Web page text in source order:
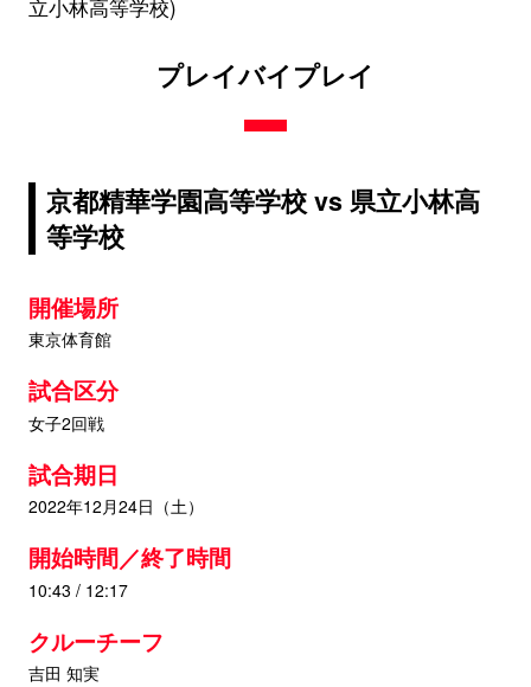
立小林高等学校)
プレイバイプレイ
京都精華学園高等学校 vs 県立小林高
等学校
開催場所
東京体育館
試合区分
女子2回戦
試合期日
2022年12月24日（土）
開始時間／終了時間
10:43 / 12:17
クルーチーフ
吉田 知実